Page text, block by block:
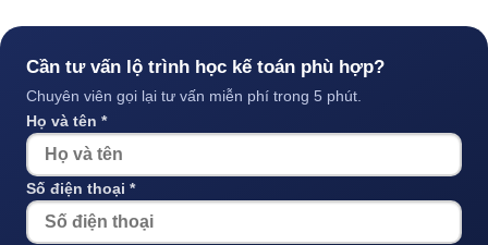
Cần tư vấn lộ trình học kế toán phù hợp?
Chuyên viên gọi lại tư vấn miễn phí trong 5 phút.
Họ và tên *
Số điện thoại *